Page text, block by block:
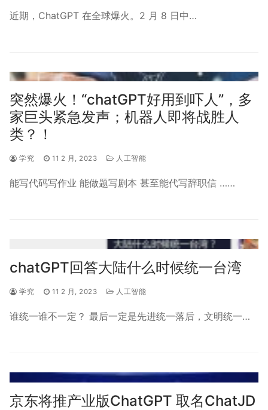
近期，ChatGPT 在全球爆火。2 月 8 日中…
突然爆火！“chatGPT好用到吓人”，多
家巨头紧急发声；机器人即将战胜人
类？！
学究 11 2 月, 2023 人工智能
能写代码写作业 能做题写剧本 甚至能代写辞职信 ……
chatGPT回答大陆什么时候统一台湾
学究 11 2 月, 2023 人工智能
谁统一谁不一定？ 最后一定是先进统一落后，文明统一…
京东将推产业版ChatGPT 取名ChatJD